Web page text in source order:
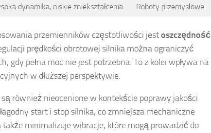
dynamika, niskie zniekształcenia Roboty przemysłowe
przemienników częstotliwości jestoszczędność
prędkości obrotowej silnika można ograniczyć
gdy pełna moc nie jest potrzebna. To z kolei wpływa na
w dłuższej perspektywie.
również nieocenione w kontekście poprawy jakości
start i stop silnika, co zmniejsza mechaniczne
minimalizuje wibracje, które mogą prowadzić do